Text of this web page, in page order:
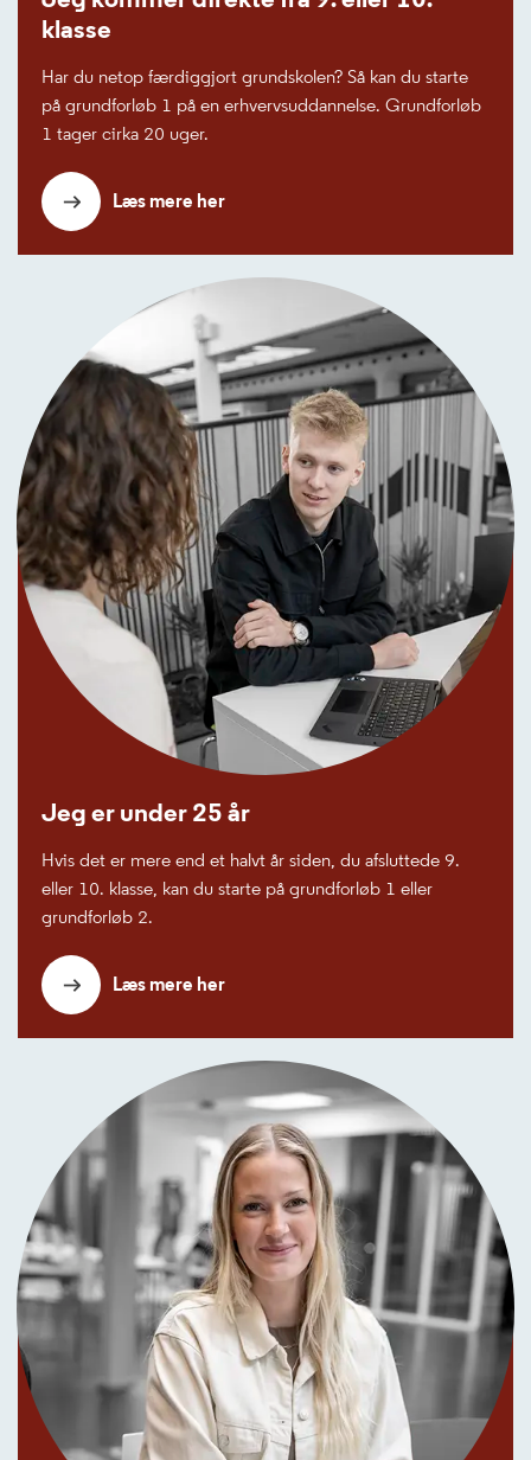
klasse
Har du netop færdiggjort grundskolen? Så kan du starte
på grundforløb 1 på en erhvervsuddannelse. Grundforløb
1 tager cirka 20 uger.
Læs mere her
Jeg er under 25 år
Hvis det er mere end et halvt år siden, du afsluttede 9.
eller 10. klasse, kan du starte på grundforløb 1 eller
grundforløb 2.
Læs mere her